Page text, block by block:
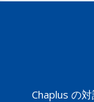
Chaplus の